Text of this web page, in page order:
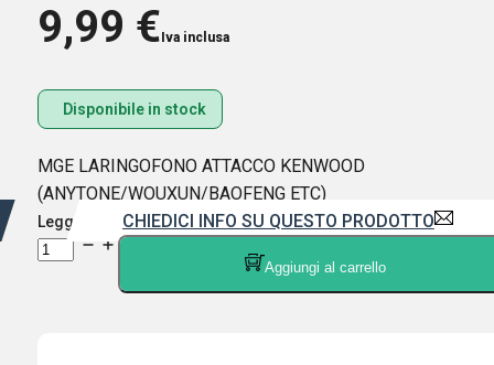
9,99 € Iva inclusa
Disponibile in stock
MGE LARINGOFONO ATTACCO KENWOOD
(ANYTONE/WOUXUN/BAOFENG ETC)
Leggi di più CHIEDICI INFO SU QUESTO PRODOTTO
MGE
Aggiungi al carrello